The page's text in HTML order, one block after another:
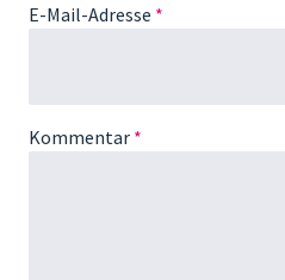
E-Mail-Adresse *
Kommentar *